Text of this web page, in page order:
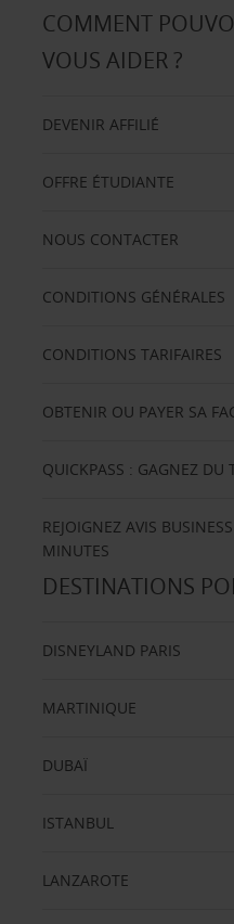
COMMENT
VOUS AIDER ?
DEVENIR AFFILIÉ
OFFRE ÉTUDIANTE
NOUS CONTACTER
CONDITIONS GÉNÉRALES
CONDITIONS TARIFAIRES
OBTENIR OU PAYER SA
QUICKPASS : GAGNEZ DU
REJOIGNEZ AVIS
MINUTES
DESTINATIONS
DISNEYLAND PARIS
MARTINIQUE
DUBAÏ
ISTANBUL
LANZAROTE